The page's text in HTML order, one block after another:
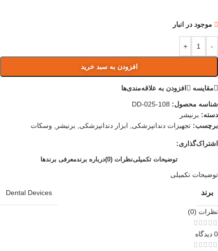
موجود در انبار
-
+
افزودن به سبد خرید
مقایسه افزودن به علاقه‌مندی‌ها
شناسه محصول: DD-025-108
دسته: برنیشر
برچسب: تجهیزات دندانپزشکی, ابزار دندانپزشکی, برنیشر , وسکات
اشتراک‌گذاری:
توضیحات تکمیلینظرات (0) درباره برندمعرفی برند‌ها
توضیحات تکمیلی
برند Dental Devices
نظرات (0)
0 دیدگاه